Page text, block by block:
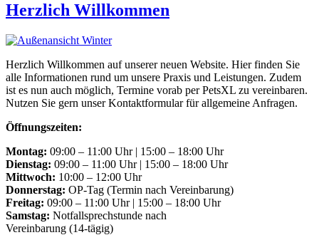
Herzlich Willkommen
Herzlich Willkommen auf unserer neuen Website. Hier finden Sie
alle Informationen rund um unsere Praxis und Leistungen. Zudem
ist es nun auch möglich, Termine vorab per PetsXL zu vereinbaren.
Nutzen Sie gern unser Kontaktformular für allgemeine Anfragen.
Öffnungszeiten:
Montag: 09:00 – 11:00 Uhr | 15:00 – 18:00 Uhr
Dienstag: 09:00 – 11:00 Uhr | 15:00 – 18:00 Uhr
Mittwoch: 10:00 – 12:00 Uhr
Donnerstag: OP-Tag (Termin nach Vereinbarung)
Freitag: 09:00 – 11:00 Uhr | 15:00 – 18:00 Uhr
Samstag: Notfallsprechstunde nach
Vereinbarung (14-tägig)